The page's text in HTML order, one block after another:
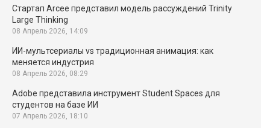
Стартап Arcee представил модель рассуждений Trinity
Large Thinking
08 Апрель 2026, 14:09
ИИ-мультсериалы vs традиционная анимация: как
меняется индустрия
08 Апрель 2026, 08:29
Adobe представила инструмент Student Spaces для
студентов на базе ИИ
07 Апрель 2026, 18:10